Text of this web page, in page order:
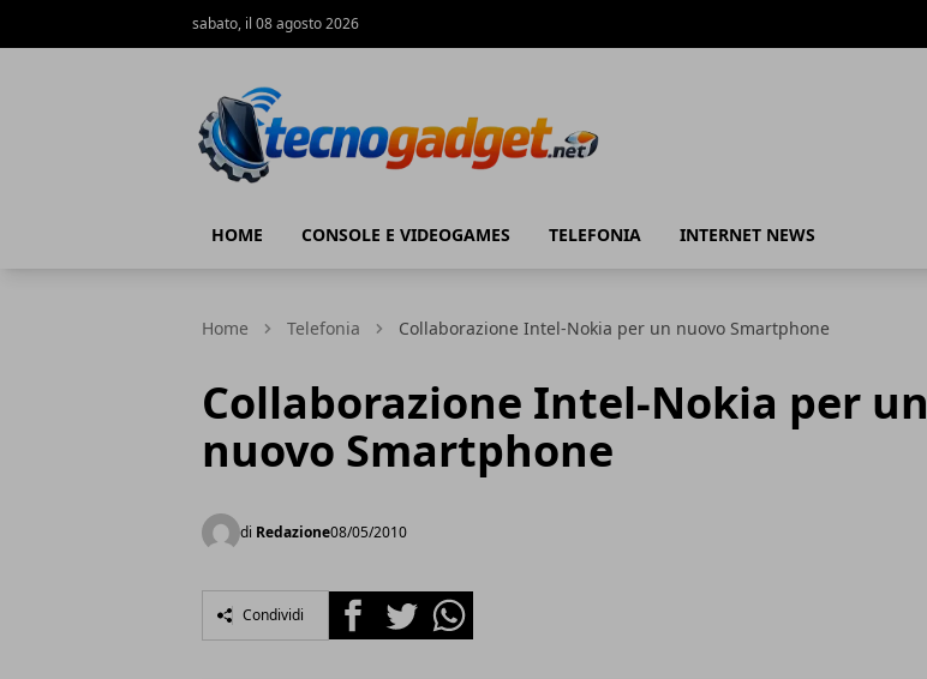
sabato, il 08 agosto 2026
HOME CONSOLE E VIDEOGAMES TELEFONIA INTERNET NEWS
Home Telefonia Collaborazione Intel-Nokia per un nuovo Smartphone
Collaborazione Intel-Nokia per un
nuovo Smartphone
di Redazione08/05/2010
Condividi FacebookTwitterWhatsapp